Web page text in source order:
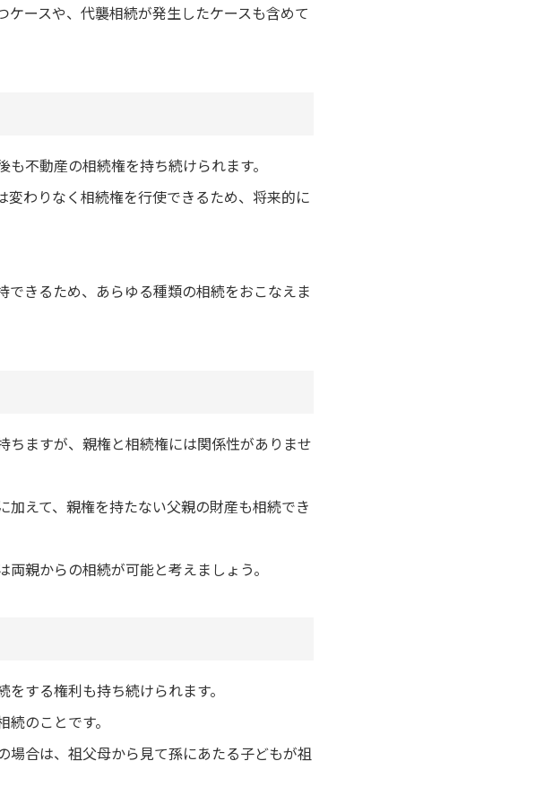
ースや、代襲相続が発生したケースも含めて
不動産の相続権を持ち続けられます。
わりなく相続権を行使できるため、将来的に
きるため、あらゆる種類の相続をおこなえま
ますが、親権と相続権には関係性がありませ
えて、親権を持たない父親の財産も相続でき
親からの相続が可能と考えましょう。
する権利も持ち続けられます。
のことです。
合は、祖父母から見て孫にあたる子どもが祖